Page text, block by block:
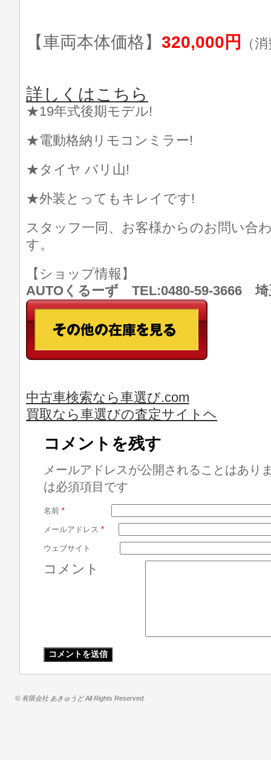
【車両本体価格】 320,000円 （
詳しくはこちら
★19年式後期モデル!
★電動格納リモコンミラー!
★タイヤ バリ山!
★外装とってもキレイです!
スタッフ一同、お客様からのお問い合
す。
【ショップ情報】
AUTOくるーず TEL:0480-59-3666 埼
中古車検索なら車選び.com
買取なら車選びの査定サイトヘ
コメントを残す
メールアドレスが公開されることはあり
は必須項目です
名前 *
メールアドレス *
ウェブサイト
コメント
© 有限会社 あきゅうど All Rights Reserved.